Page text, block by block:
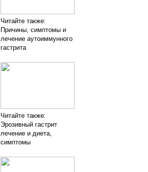
Читайте также:
Причины, симптомы и
лечение аутоиммунного
гастрита
Читайте также:
Эрозивный гастрит
лечение и диета,
симптомы